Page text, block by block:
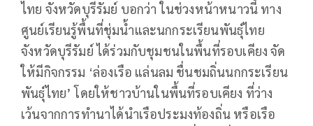
ไทย จังหวัดบุรีรัมย์ บอกว่า ในช่วงหน้าหนาวนี้ ทาง
ศูนย์เรียนรู้พื้นที่ชุ่มน้ำและนกกระเรียนพันธุ์ไทย
จังหวัดบุรีรัมย์ ได้ร่วมกับชุมชนในพื้นที่รอบเคียง จัด
ให้มีกิจกรรม ‘ล่องเรือ แล่นลม ชื่นชมถิ่นนกกระเรียน
พันธุ์ไทย’ โดยให้ชาวบ้านในพื้นที่รอบเคียง ที่ว่าง
เว้นจากการทำนาได้นำเรือประมงท้องถิ่น หรือเรือ